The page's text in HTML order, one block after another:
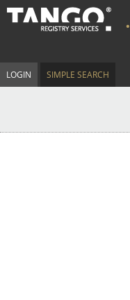
LOGIN SIMPLE SEARCH